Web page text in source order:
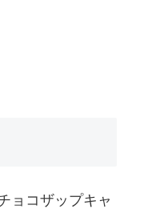
ョコザップキャ